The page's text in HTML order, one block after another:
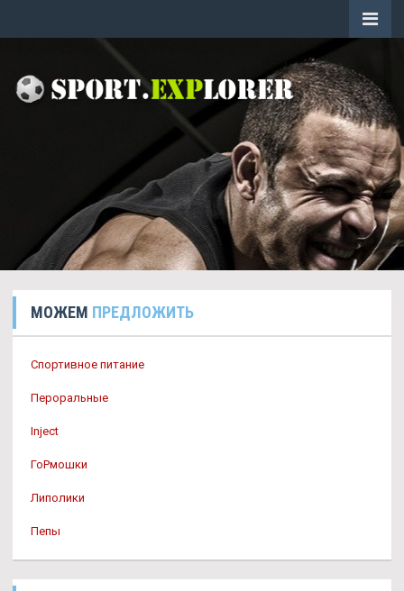
МОЖЕМ ПРЕДЛОЖИТЬ
Спортивное питание
Пероральные
Inject
ГоРмошки
Липолики
Пепы